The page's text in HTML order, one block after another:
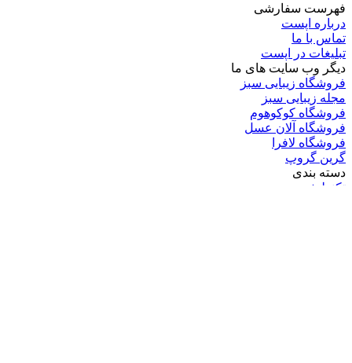
فهرست سفارشی
درباره اپست
تماس با ما
تبلیغات در اپست
دیگر وب سایت های ما
فروشگاه زیبایی سبز
مجله زیبایی سبز
فروشگاه کوکوهوم
فروشگاه آلان عسل
فروشگاه لافرا
گرین گروپ
دسته بندی
تکنولوژی